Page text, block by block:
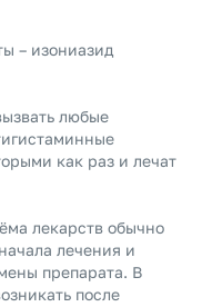
– изониазид
любые
как раз и лечат
лекарств обычно
лечения и
препарата. В
после